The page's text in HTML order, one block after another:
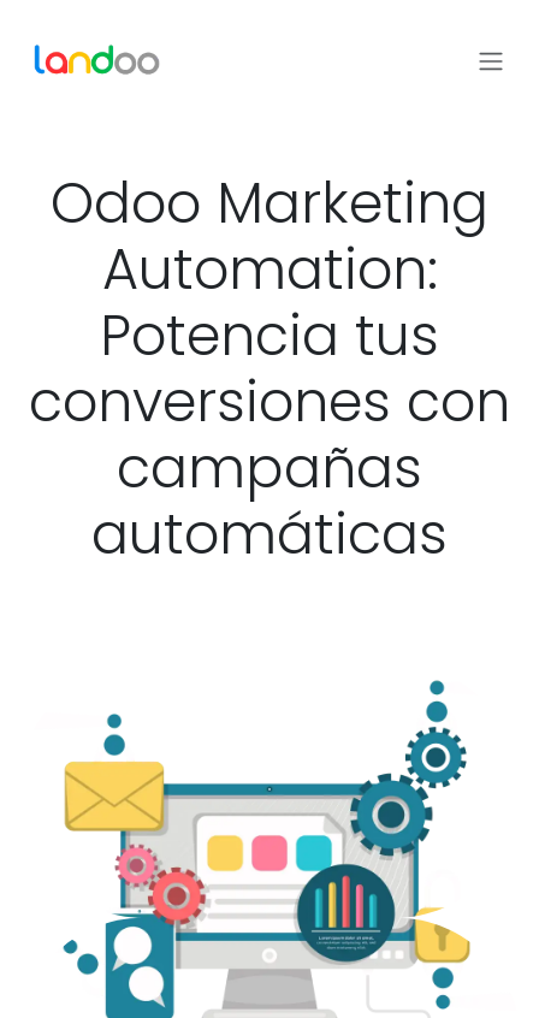
Odoo Marketing
Automation:
Potencia tus
conversiones con
campañas
automáticas